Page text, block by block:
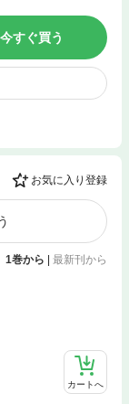
今すぐ買う
お気に入り登録
1巻から | 最新刊から
カートへ